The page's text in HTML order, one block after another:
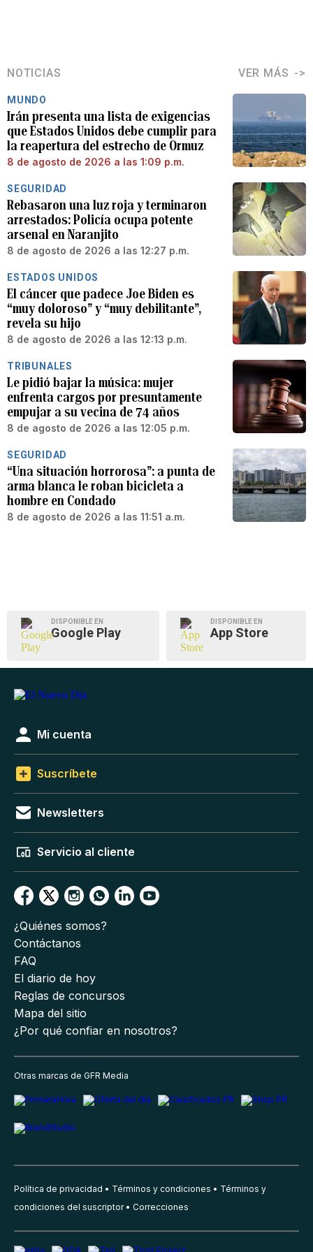
NOTICIAS VER MÁS
MUNDO
Irán presenta una lista de exigencias
que Estados Unidos debe cumplir para
la reapertura del estrecho de Ormuz
8 de agosto de 2026 a las 1:09 p.m.
SEGURIDAD
Rebasaron una luz roja y terminaron
arrestados: Policía ocupa potente
arsenal en Naranjito
8 de agosto de 2026 a las 12:27 p.m.
ESTADOS UNIDOS
El cáncer que padece Joe Biden es
“muy doloroso” y “muy debilitante”,
revela su hijo
8 de agosto de 2026 a las 12:13 p.m.
TRIBUNALES
Le pidió bajar la música: mujer
enfrenta cargos por presuntamente
empujar a su vecina de 74 años
8 de agosto de 2026 a las 12:05 p.m.
SEGURIDAD
“Una situación horrorosa”: a punta de
arma blanca le roban bicicleta a
hombre en Condado
8 de agosto de 2026 a las 11:51 a.m.
DISPONIBLE EN
Google Play
DISPONIBLE EN
App Store
Mi cuenta
Suscríbete
Newsletters
Servicio al cliente
¿Quiénes somos?
Contáctanos
FAQ
El diario de hoy
Reglas de concursos
Mapa del sitio
¿Por qué confiar en nosotros?
Otras marcas de GFR Media
Política de privacidad Términos y condiciones
Términos y
condiciones del suscriptor
Correcciones